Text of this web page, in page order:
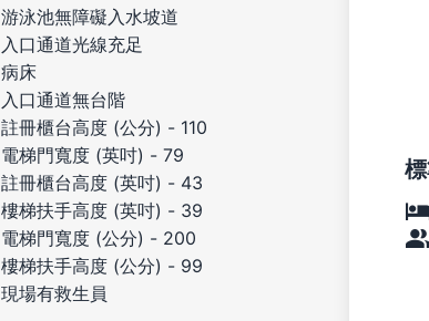
游泳池無障礙入水坡道
入口通道光線充足
病床
入口通道無台階
註冊櫃台高度 (公分) - 110
電梯門寬度 (英吋) - 79
註冊櫃台高度 (英吋) - 43
樓梯扶手高度 (英吋) - 39
電梯門寬度 (公分) - 200
樓梯扶手高度 (公分) - 99
現場有救生員